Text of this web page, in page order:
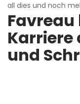
all dies und noch
Karriere
und